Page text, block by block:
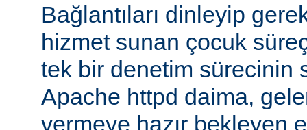
Bağlantıları dinleyip
hizmet sunan çocuk
tek bir denetim sürecinin
Apache httpd daima,
vermeye hazır bekleyen